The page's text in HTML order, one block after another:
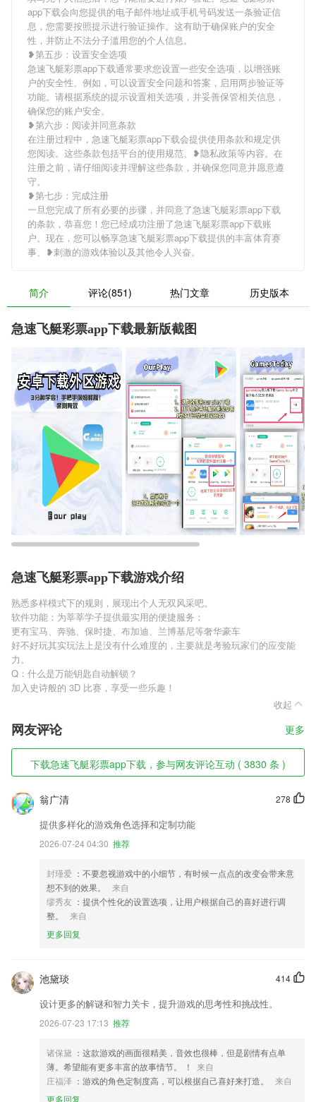
app下载会向您提供的电子邮件地址或手机号码发送一条验证信
息，您需要按照提示进行验证操作。这有助于确保账户的安全
性，并防止不法分子滥用您的个人信息。
❥第五步：设置安全选项
急速飞艇彩票app下载通常要求您设置一些安全选项，以增强账
户的安全性。例如，可以设置安全问题和答案，启用两步验证等
功能。请根据系统的提示设置相关选项，并妥善保管相关信息，
确保您的账户安全。
❥第六步：阅读并同意条款
在注册过程中，急速飞艇彩票app下载会提供使用条款和规定供
您阅读。这些条款包括平台的使用规范、❥隐私政策等内容。在
注册之前，请仔细阅读并理解这些条款，并确保您同意并愿意遵
守。
❥第七步：完成注册
一旦您完成了所有必要的步骤，并同意了急速飞艇彩票app下载
的条款，恭喜您！您已经成功注册了急速飞艇彩票app下载账
户。现在，您可以畅享急速飞艇彩票app下载提供的丰富体育赛
事、❥刺激的游戏体验以及其他令人兴奋。
简介 评论(851) 热门文章 历史版本
急速飞艇彩票app下载最新版截图
急速飞艇彩票app下载游戏介绍
熟悉多样模式下的规则，展现出个人无双风采吧。
软件功能：为莘莘学子提供最实用的便捷服务：
更有宝马、奔驰、保时捷、布加迪、兰博基尼等奢华豪车
好不好玩其实玩法上是没有什么难度的，主要就是考验玩家们的应变能
力。
Q：什么是万能钥匙自动解锁？
加入史诗般的 3D 比赛，享受一些乐趣！
收起
网友评论 更多
下载急速飞艇彩票app下载，参与网友评论互动 ( 3830 条 )
278
翁广清
提供多样化的游戏角色选择和定制功能
2026-07-24 04:30 推荐
封瑾爱 ：不要忽视游戏中的小细节，有时候一点点的改变会带来意
想不到的效果。
来自
缪秀友 ：提供个性化的设置选项，让用户根据自己的喜好进行调
整。
来自
更多回复
414
池黛琰
设计更多的解谜和智力关卡，提升游戏的思考性和挑战性。
2026-07-23 17:13 推荐
诸保黛 ：这款游戏的画面很精美，音效也很棒，但是剧情有点单
薄。希望能有更多丰富的故事情节。 ！
来自
庄福泽 ：游戏的角色定制度高，可以根据自己喜好来打造。
来自
更多回复